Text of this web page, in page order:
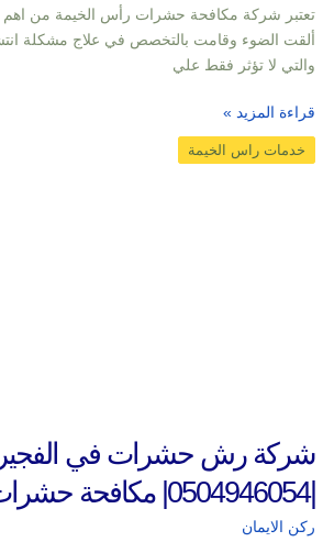
تعتبر شركة مكافحة حشرات رأس الخيمة من اهم
ألقت الضوء وقامت بالتخصص في علاج مشكلة
والتي لا تؤثر فقط علي
قراءة المزيد »
خدمات راس الخيمة
شركة رش حشرات في
|0504946054| مكافحة حشرات
ركن الايمان